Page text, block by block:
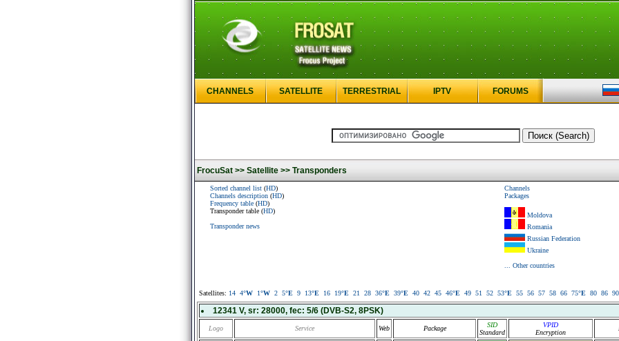
CHANNELS SATELLITE TERRESTRIAL IPTV FORUMS
FrocuSat >> Satellite >> Transponders
Sorted channel list (HD)
Channels description (HD)
Frequency table (HD)
Transponder table (HD)
Transponder news
Channels
Packages
Moldova
Romania
Russian Federation
Ukraine
... Other countries
Satellites: 14 4°W 1°W 2 5°E 9 13°E 16 19°E 21 28 36°E 39°E 40 42 45 46°E 49 51 52 53°E 55 56 57 58 66 75°E 80 86 90
12341 V, sr: 28000, fec: 5/6 (DVB-S2, 8PSK)
Logo Service Web Package
SID
Standard
VPID
Encryption